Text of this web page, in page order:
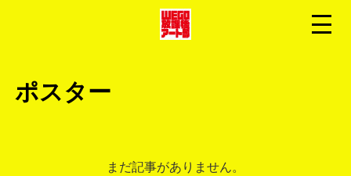
ポスター
まだ記事がありません。